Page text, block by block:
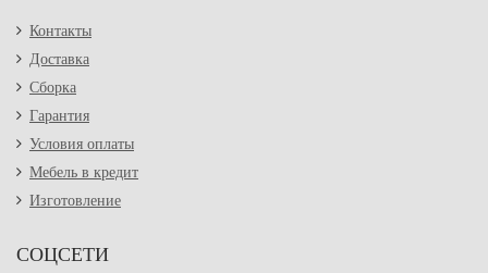
Контакты
Доставка
Сборка
Гарантия
Условия оплаты
Мебель в кредит
Изготовление
СОЦСЕТИ